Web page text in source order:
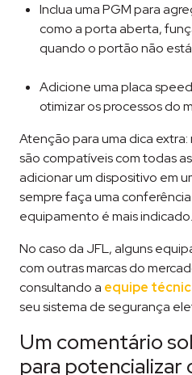
Inclua uma PGM para
como a porta aberta,
quando o portão não
Adicione uma placa
otimizar os processos do
Atenção para uma dica
são compatíveis com todas as
adicionar um dispositivo em
sempre faça uma
equipamento é mais indicado.
No caso da JFL, alguns
com outras marcas do
consultando a equipe
seu sistema de segurança
Um comentário
para potencializar